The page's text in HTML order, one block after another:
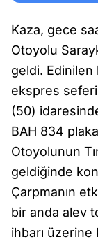
Kaza, gece
Otoyolu
geldi.
ekspres
(50)
BAH 834
Otoyolunun
geldiğinde
Çarpmanın
bir anda alev
ihbarı üzerine